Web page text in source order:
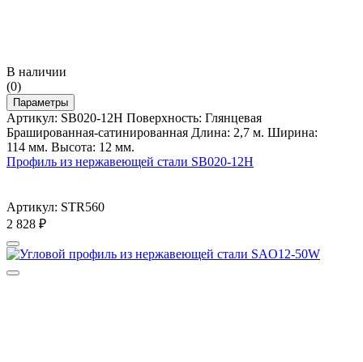
В наличии
(0)
Параметры
Артикул: SB020-12H Поверхность: Глянцевая
Брашированная-сатинированная Длина: 2,7 м. Ширина:
114 мм. Высота: 12 мм.
Профиль из нержавеющей стали SB020-12H
Артикул: STR560
2 828 ₽